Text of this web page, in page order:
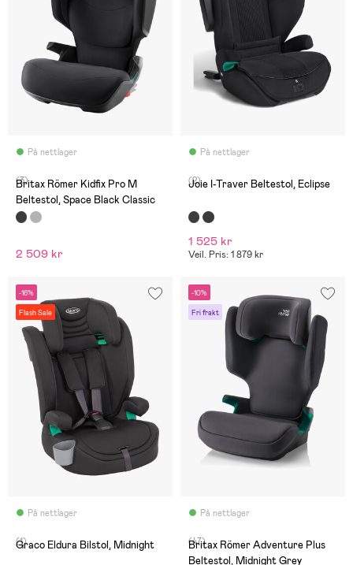
På nettlager
(3)
Britax Römer Kidfix Pro M
Beltestol, Space Black Classic
2 509 kr
På nettlager
(2)
Joie I-Traver Beltestol, Eclipse
1 525 kr
Veil. Pris: 1 879 kr
-16%
Flash Sale
På nettlager
(1)
Graco Eldura Bilstol, Midnight
-10%
Fri frakt
På nettlager
(47)
Britax Römer Adventure Plus
Beltestol, Midnight Grey